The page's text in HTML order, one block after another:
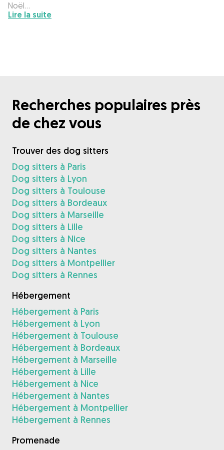
Noël…
Lire la suite
Recherches populaires près
de chez vous
Trouver des dog sitters
Dog sitters à Paris
Dog sitters à Lyon
Dog sitters à Toulouse
Dog sitters à Bordeaux
Dog sitters à Marseille
Dog sitters à Lille
Dog sitters à Nice
Dog sitters à Nantes
Dog sitters à Montpellier
Dog sitters à Rennes
Hébergement
Hébergement à Paris
Hébergement à Lyon
Hébergement à Toulouse
Hébergement à Bordeaux
Hébergement à Marseille
Hébergement à Lille
Hébergement à Nice
Hébergement à Nantes
Hébergement à Montpellier
Hébergement à Rennes
Promenade